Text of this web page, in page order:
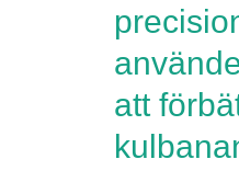
att